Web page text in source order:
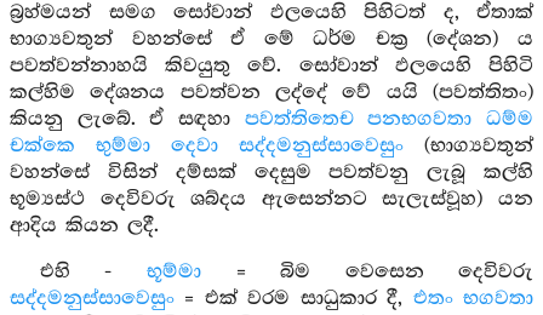
බ්‍රහ්මයන් සමග සෝවාන් ඵලයෙහි පිහිටත් ද, ඒතාක්
භාග්‍යවතුන් වහන්සේ ඒ මේ ධර්ම චක්‍ර (දේශන) ය
පවත්වන්නාහයි කිවයුතු වේ. සෝවාන් ඵලයෙහි පිහිටි
කල්හිම දේශනය පවත්වන ලද්දේ වේ යයි (පවත්තිතං)
කියනු ලැබේ. ඒ සඳහා පවත්තිතෙච පනභගවතා ධම්ම
චක්කෙ භුම්මා දෙවා සද්දමනුස්සාවෙසුං (භාග්‍යවතුන්
වහන්සේ විසින් දම්සක් දෙසුම පවත්වනු ලැබූ කල්හි
භූම්‍යස්ථ දෙවිවරු ශබ්දය ඇසෙන්නට සැලැස්වූහ) යන
ආදිය කියන ලදී.
එහි -භූම්මා = බිම වෙසෙන දෙවිවරු
සද්දමනුස්සාවෙසුං = එක් වරම සාධුකාර දී, එතං භගවතා